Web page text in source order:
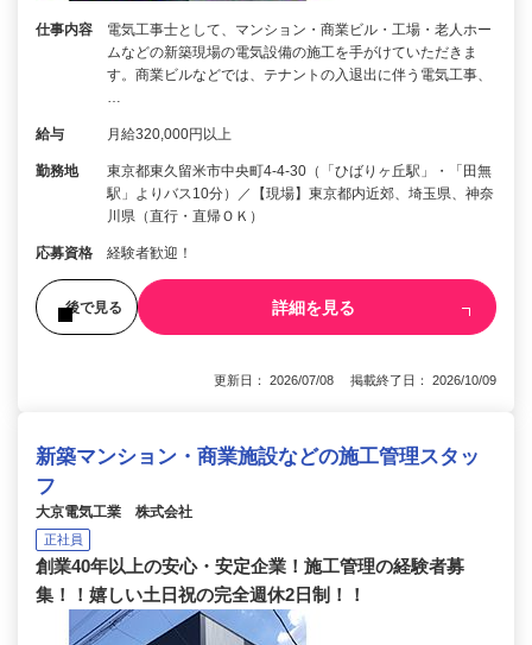
仕事内容
電気工事士として、マンション・商業ビル・工場・老人ホー
ムなどの新築現場の電気設備の施工を手がけていただきま
す。商業ビルなどでは、テナントの入退出に伴う電気工事、
…
給与 月給320,000円以上
勤務地
東京都東久留米市中央町4-4-30（「ひばりヶ丘駅」・「田無
駅」よりバス10分）／【現場】東京都内近郊、埼玉県、神奈
川県（直行・直帰ＯＫ）
応募資格 経験者歓迎！
後で見る 詳細を見る
更新日： 2026/07/08 掲載終了日： 2026/10/09
新築マンション・商業施設などの施工管理スタッ
フ
大京電気工業 株式会社
正社員
創業40年以上の安心・安定企業！施工管理の経験者募
集！！嬉しい土日祝の完全週休2日制！！